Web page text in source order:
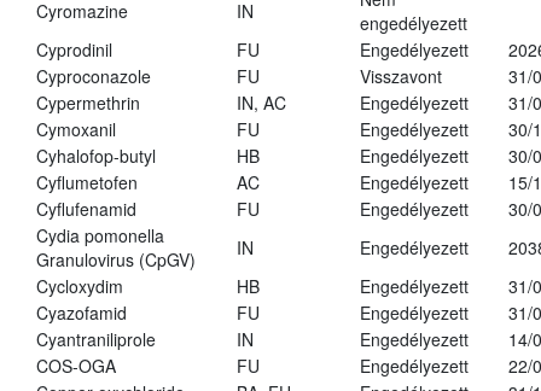
Cyromazine
IN
engedélyezett
Cyprodinil
FU Engedélyezett
Cyproconazole
FU Visszavont
31/
Cypermethrin
IN, AC Engedélyezett
31/
Cymoxanil
FU Engedélyezett
30/
Cyhalofop-butyl
HB Engedélyezett
30/
Cyflumetofen
AC Engedélyezett
15/
Cyflufenamid
FU Engedélyezett
30/
Cydia pomonella
Granulovirus (CpGV)
IN Engedélyezett
Cycloxydim
HB Engedélyezett
31/
Cyazofamid
FU Engedélyezett
31/
Cyantraniliprole
IN Engedélyezett
14/
COS-OGA
FU Engedélyezett
22/